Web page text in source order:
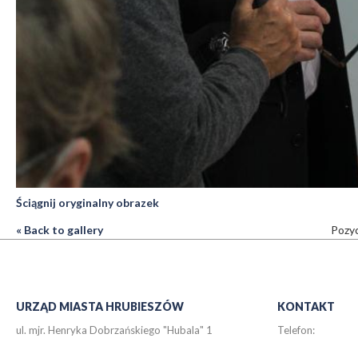
Ściągnij oryginalny obrazek
« Back to gallery
URZĄD MIASTA HRUBIESZÓW
ul. mjr. Henryka Dobrzańskiego "Hubala" 1
KONTAKT
Telefon: